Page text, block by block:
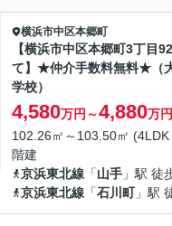
横浜市中区本郷町
【横浜市中区本郷町3丁目
て】★仲介手数料無料★（
学校）
4,580万円～4,880万円
102.26㎡～103.50㎡
階建
京浜東北線 「山手 」駅 徒
京浜東北線 「石川町」駅